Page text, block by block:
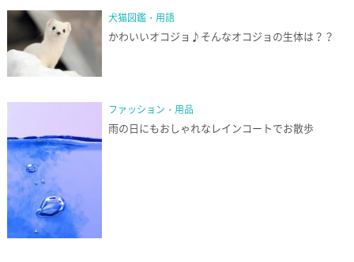
犬猫図鑑・用語
かわいいオコジョ♪そんなオコジョの生体は？？
ファッション・用品
雨の日にもおしゃれなレインコートでお散歩